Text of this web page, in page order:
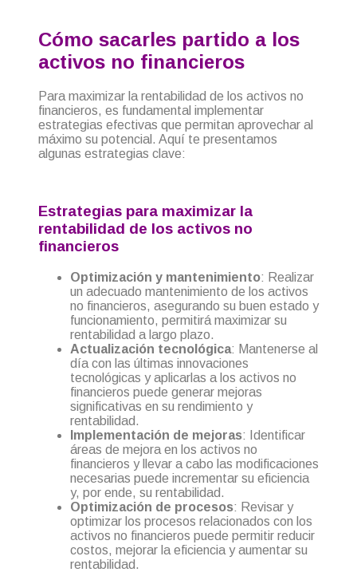
Cómo sacarles partido a los
activos no financieros
Para maximizar la rentabilidad de los activos no
financieros, es fundamental implementar
estrategias efectivas que permitan aprovechar al
máximo su potencial. Aquí te presentamos
algunas estrategias clave:
Estrategias para maximizar la
rentabilidad de los activos no
financieros
Optimización y mantenimiento: Realizar
un adecuado mantenimiento de los activos
no financieros, asegurando su buen estado y
funcionamiento, permitirá maximizar su
rentabilidad a largo plazo.
Actualización tecnológica: Mantenerse al
día con las últimas innovaciones
tecnológicas y aplicarlas a los activos no
financieros puede generar mejoras
significativas en su rendimiento y
rentabilidad.
Implementación de mejoras: Identificar
áreas de mejora en los activos no
financieros y llevar a cabo las modificaciones
necesarias puede incrementar su eficiencia
y, por ende, su rentabilidad.
Optimización de procesos: Revisar y
optimizar los procesos relacionados con los
activos no financieros puede permitir reducir
costos, mejorar la eficiencia y aumentar su
rentabilidad.